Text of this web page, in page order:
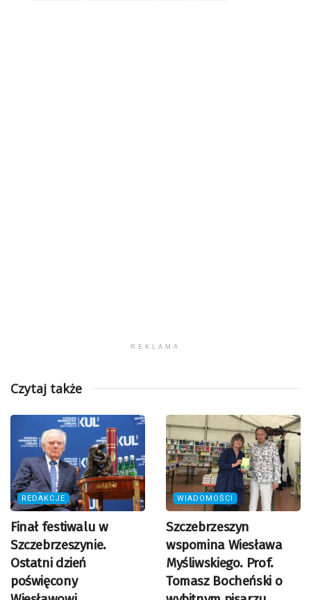
REKLAMA
Czytaj także
REDAKCJE
Finał festiwalu w
Szczebrzeszynie.
Ostatni dzień
poświęcony
WIADOMOŚCI
Szczebrzeszyn
wspomina Wiesława
Myśliwskiego. Prof.
Tomasz Bocheński o